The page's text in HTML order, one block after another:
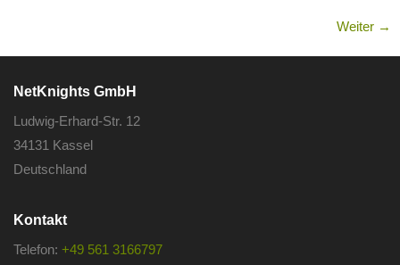
Weiter →
NetKnights GmbH
Ludwig-Erhard-Str. 12
34131 Kassel
Deutschland
Kontakt
Telefon: +49 561 3166797